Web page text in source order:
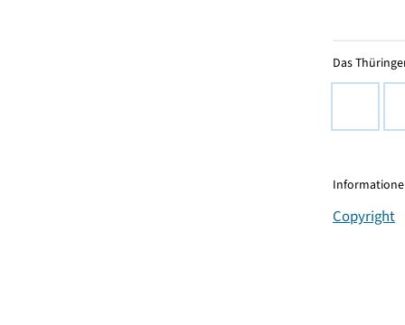
Das
Copyright